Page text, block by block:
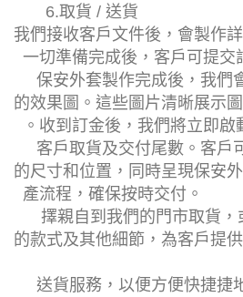
6.取貨 / 送貨
我們接收客戶文件後
一切準備完成後，
保安外套製作完成後，我們
的效果圖。這些圖片
。收到訂金後，我
客戶取貨及交付尾數。客戶
的尺寸和位置，同時
產流程，確保
擇親自到我們的門市取貨，
的款式及其他細節，
送貨服務，以便方便快捷捷